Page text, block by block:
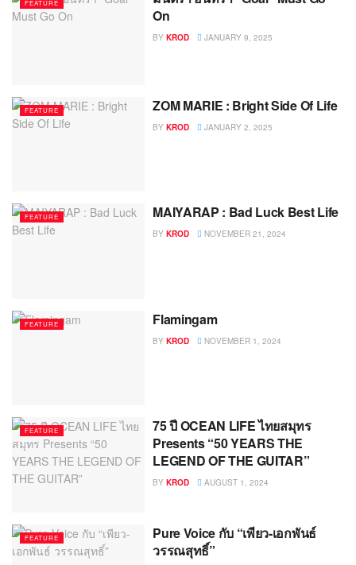
FEATURE
On
BY KROD JANUARY 9, 2025
FEATURE ZOM MARIE : Bright Side Of Life
BY KROD JANUARY 2, 2025
FEATURE MAIYARAP : Bad Luck Best Life
BY KROD NOVEMBER 21, 2024
FEATURE Flamingam
BY KROD NOVEMBER 1, 2024
FEATURE
75 ปี OCEAN LIFE ไทยสมุทร
Presents “50 YEARS THE
LEGEND OF THE GUITAR”
BY KROD AUGUST 1, 2024
FEATURE
Pure Voice กับ “เพียว-เอกพันธ์
วรรณสุทธิ์”